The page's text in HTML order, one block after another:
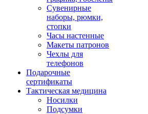
Сувенирные
наборы, рюмки,
стопки
Часы настенные
Макеты патронов
Чехлы для
телефонов
Подарочные
сертификаты
Тактическая медицина
Носилки
Подсумки